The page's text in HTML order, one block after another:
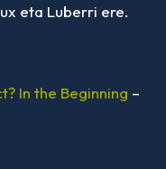
eta Luberri ere.
In the Beginning –